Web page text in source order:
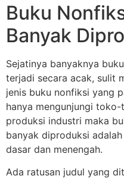
Buku
Banyak
Sejatinya banyaknya
terjadi secara acak, sulit
jenis buku nonfiksi yang
hanya mengunjungi
produksi industri maka
banyak diproduksi
dasar dan menengah.
Ada ratusan judul yang